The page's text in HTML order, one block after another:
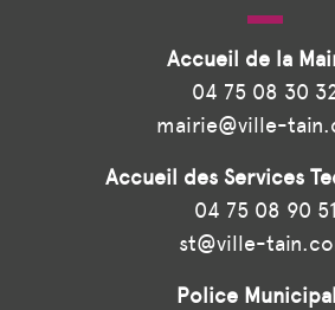
Accueil de la
04 75 08 30
mairie@ville-
Accueil des Services
04 75 08 90 51
st@ville-
Police